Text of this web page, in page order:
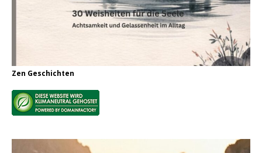
Zen Geschichten